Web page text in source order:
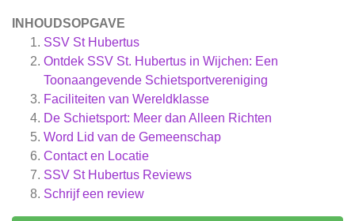
INHOUDSOPGAVE
SSV St Hubertus
Ontdek SSV St. Hubertus in Wijchen: Een
Toonaangevende Schietsportvereniging
Faciliteiten van Wereldklasse
De Schietsport: Meer dan Alleen Richten
Word Lid van de Gemeenschap
Contact en Locatie
SSV St Hubertus Reviews
Schrijf een review